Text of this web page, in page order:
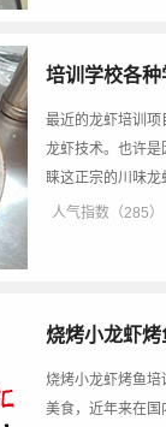
培训学校各种
最近的龙虾培训项
龙虾技术。也许
睐这正宗的川味
人气指数（285）
烧烤小龙虾
烧烤小龙虾烤鱼
美食，近年来在国